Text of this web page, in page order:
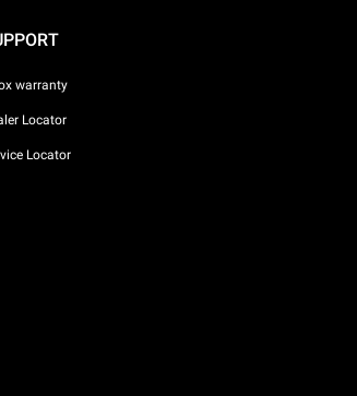
warranty
Locator
Locator